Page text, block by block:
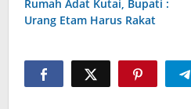
Rumah Adat Kutai, Bupati :
Urang Etam Harus Rakat